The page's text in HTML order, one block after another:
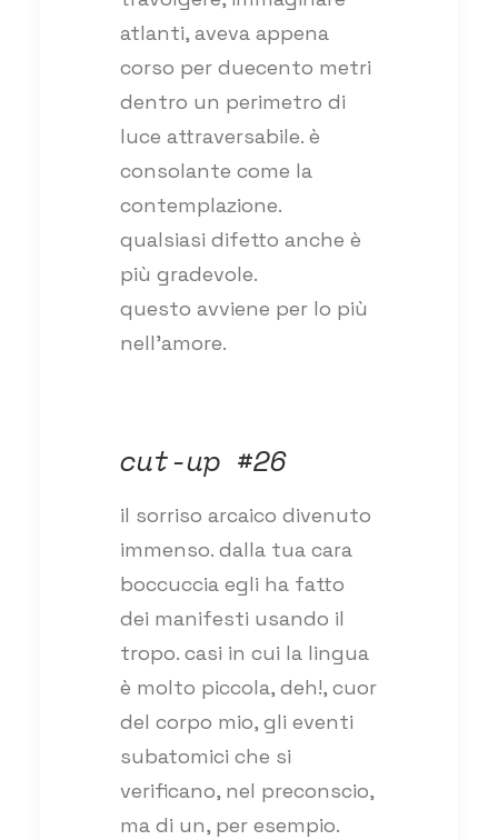
atlanti, aveva appena
corso per duecento metri
dentro un perimetro di
luce attraversabile. è
consolante come la
contemplazione.
qualsiasi difetto anche è
più gradevole.
questo avviene per lo più
nell’amore.
cut-up #26
il sorriso arcaico divenuto
immenso. dalla tua cara
boccuccia egli ha fatto
dei manifesti usando il
tropo. casi in cui la lingua
è molto piccola, deh!, cuor
del corpo mio, gli eventi
subatomici che si
verificano, nel preconscio,
ma di un, per esempio.